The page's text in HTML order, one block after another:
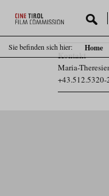
Sie befinden sich hier: Home
Kontakt
Maria-
+43.512.5320-